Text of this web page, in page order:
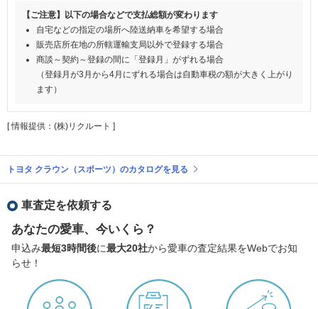
【ご注意】以下の場合などで支払総額が変わります
自宅などの指定の場所へ陸送納車を希望する場合
販売店所在地の所轄運輸支局以外で登録する場合
商談～契約～登録の間に「登録月」がずれる場合
（登録月が3月から4月にずれる場合は自動車税の額が大きく上がり
ます）
[ 情報提供：(株)リクルート ]
トヨタ クラウン（スポーツ）のカタログを見る
車査定を依頼する
あなたの愛車、今いくら？
申込み最短3時間後に最大20社から愛車の査定結果をWebでお知
らせ！